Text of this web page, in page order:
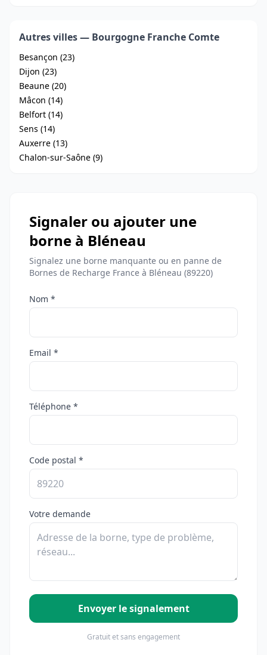
Autres villes — Bourgogne Franche Comte
Besançon (23)
Dijon (23)
Beaune (20)
Mâcon (14)
Belfort (14)
Sens (14)
Auxerre (13)
Chalon-sur-Saône (9)
Signaler ou ajouter une
borne à Bléneau
Signalez une borne manquante ou en panne de
Bornes de Recharge France à Bléneau (89220)
Nom *
Email *
Téléphone *
Code postal *
Votre demande
Envoyer le signalement
Gratuit et sans engagement